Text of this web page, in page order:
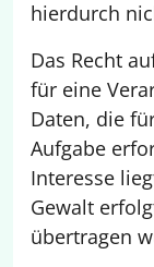
hierdurch
Das Recht
für eine
Daten, die
Aufgabe
Interesse
Gewalt
übertragen